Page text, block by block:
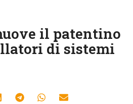
il patentino
di sistemi